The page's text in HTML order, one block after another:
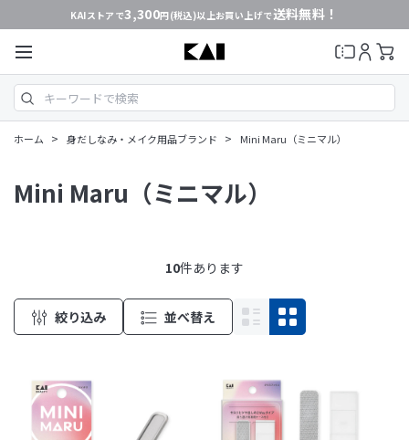
KAIストアで3,300円(税込)以上お買い上げで送料無料！
ホーム > 身だしなみ・メイク用品ブランド > Mini Maru（ミニマル）
Mini Maru（ミニマル）
10件あります
絞り込み 並べ替え